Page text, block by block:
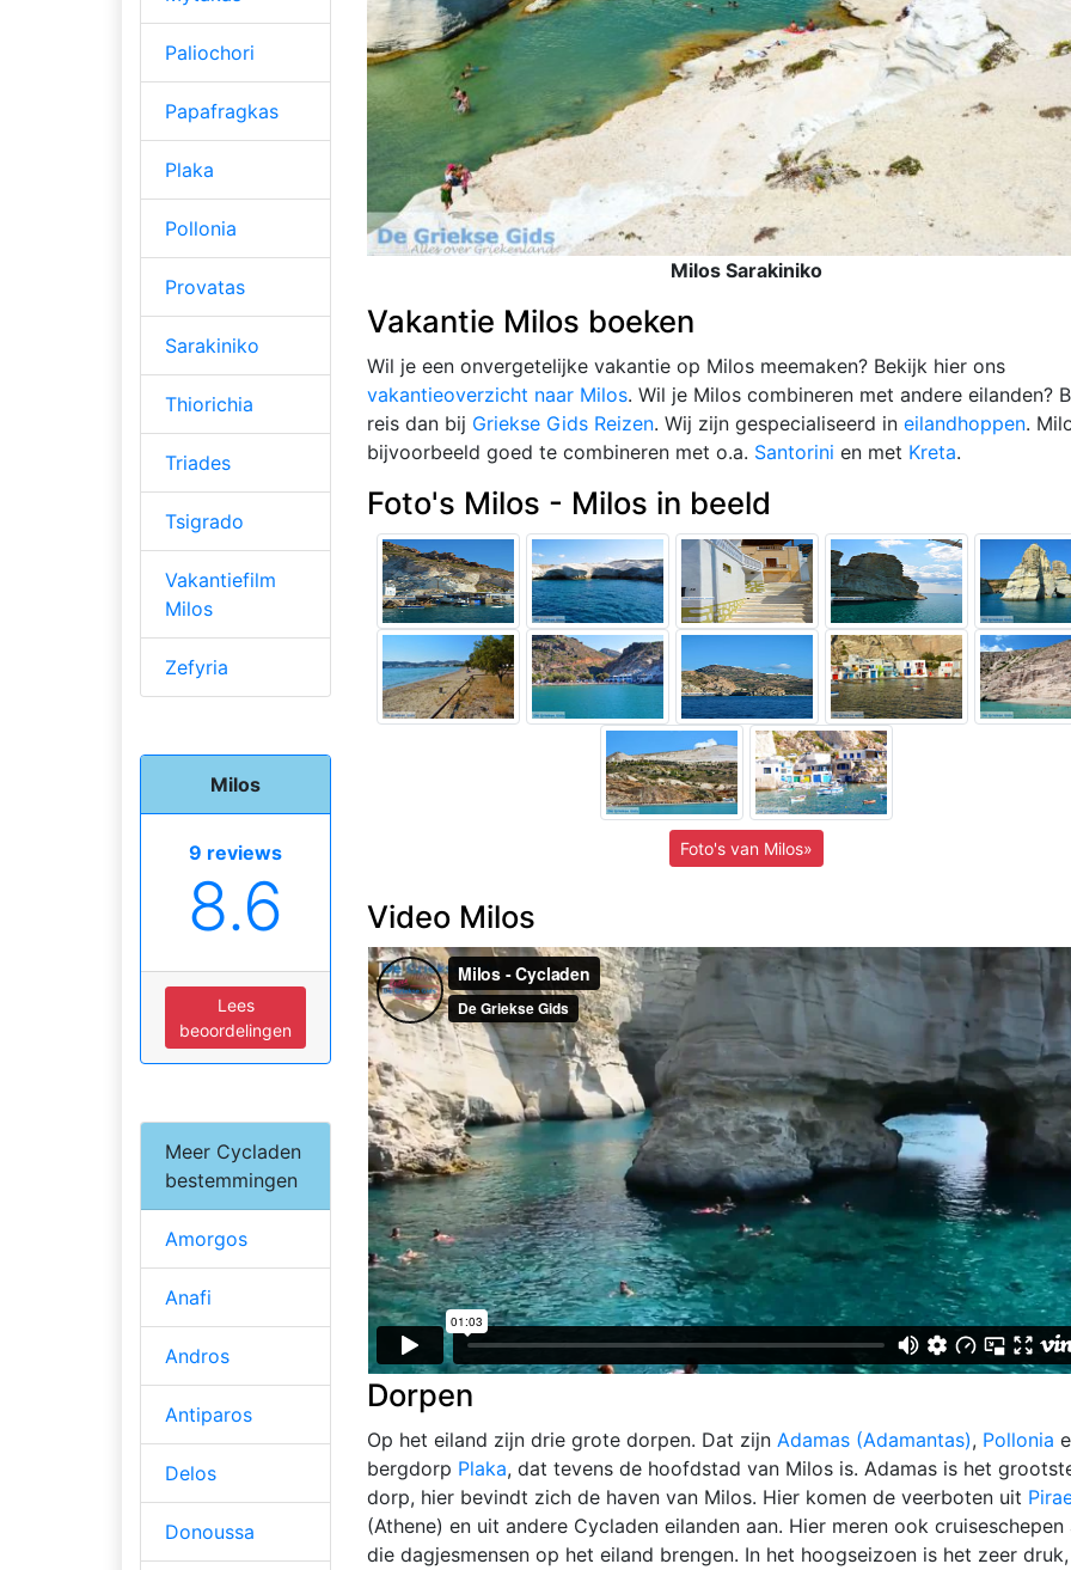
Milos Sarakiniko
Vakantie Milos boeken
Wil je een onvergetelijke vakantie op Milos meemaken? Bekijk hier ons
vakantieoverzicht naar Milos. Wil je Milos combineren met andere eilanden?
reis dan bij Griekse Gids Reizen. Wij zijn gespecialiseerd in eilandhoppen.
bijvoorbeeld goed te combineren met o.a. Santorini en met Kreta.
Foto's Milos - Milos in beeld
Foto's van Milos»
Video Milos
Dorpen
Op het eiland zijn drie grote dorpen. Dat zijn Adamas (Adamantas), Pollonia
bergdorp Plaka, dat tevens de hoofdstad van Milos is. Adamas is het
dorp, hier bevindt zich de haven van Milos. Hier komen de veerboten uit
(Athene) en uit andere Cycladen eilanden aan. Hier meren ook cruiseschepen
die dagjesmensen op het eiland brengen. In het hoogseizoen is het zeer
Paliochori
Papafragkas
Plaka
Pollonia
Provatas
Sarakiniko
Thiorichia
Triades
Tsigrado
Vakantiefilm
Milos
Zefyria
Milos
9 reviews
8.6
Lees
beoordelingen
Meer Cycladen
bestemmingen
Amorgos
Anafi
Andros
Antiparos
Delos
Donoussa